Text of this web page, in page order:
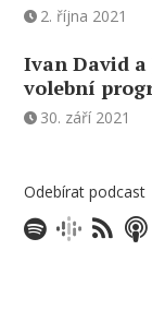
2. října 2021
Ivan David
volební
30. září 2021
Odebírat podcast